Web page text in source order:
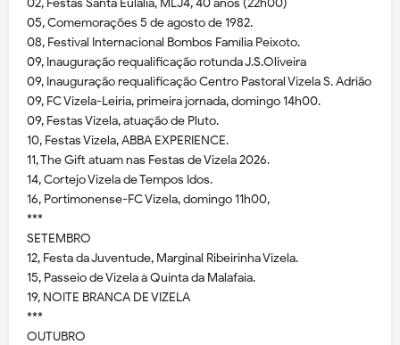
05, Comemorações 5 de agosto de 1982.
08, Festival Internacional Bombos Família Peixoto.
09, Inauguração requalificação rotunda J.S.Oliveira
09, Inauguração requalificação Centro Pastoral Vizela S. Adrião
09, FC Vizela-Leiria, primeira jornada, domingo 14h00.
09, Festas Vizela, atuação de Pluto.
10, Festas Vizela, ABBA EXPERIENCE.
11, The Gift atuam nas Festas de Vizela 2026.
14, Cortejo Vizela de Tempos Idos.
16, Portimonense-FC Vizela, domingo 11h00,
***
SETEMBRO
12, Festa da Juventude, Marginal Ribeirinha Vizela.
15, Passeio de Vizela à Quinta da Malafaia.
19, NOITE BRANCA DE VIZELA
***
OUTUBRO